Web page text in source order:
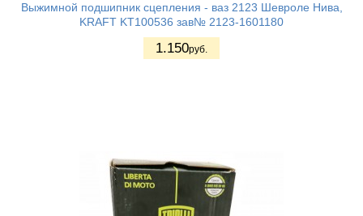
Выжимной подшипник сцепления - ваз 2123 Шевроле Нива,
KRAFT KT100536 зав№ 2123-1601180
1.150руб.